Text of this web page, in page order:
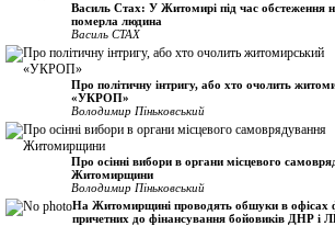
Василь Стах: У Житомирі під час обстеження
померла людина
Василь СТАХ
Про політичну інтригу, або хто очолить
«УКРОП»
Володимир Піньковський
Про осінні вибори в органи місцевого
Житомирщини
Володимир Піньковський
На Житомирщині проводять обшуки в офісах
причетних до фінансування бойовиків ДНР і